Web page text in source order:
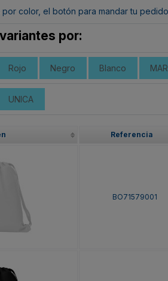
color, el botón para mandar tu
por:
Rojo Negro Blanco
UNICA
Referencia
BO71579001